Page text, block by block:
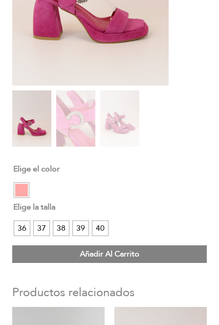
Elige el color
Elige la talla
36
37 38 39 40
Añadir Al Carrito
Productos relacionados